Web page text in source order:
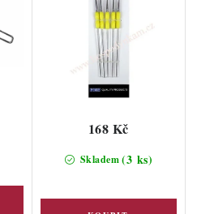
Skladem(3 ks)
168 Kč